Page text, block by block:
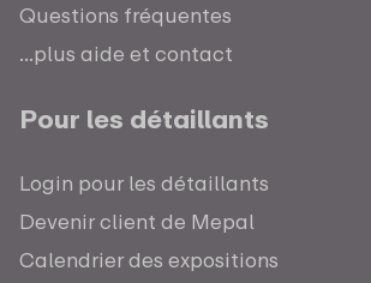
Questions fréquentes
...plus aide et contact
Pour les détaillants
Login pour les détaillants
Devenir client de Mepal
Calendrier des expositions